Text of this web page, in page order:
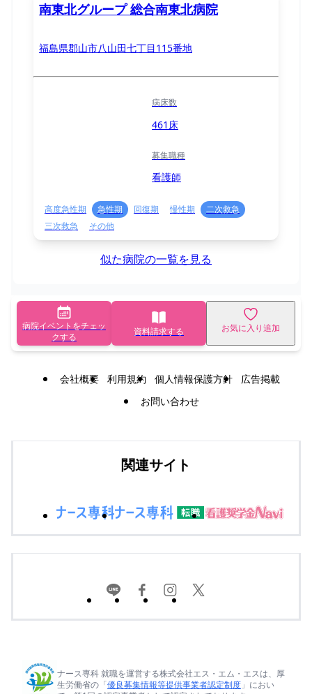
南東北グループ 総合南東北病院
福島県郡山市八山田七丁目115番地
病床数
461床
募集職種
看護師
高度急性期 急性期 回復期 慢性期
二次救急
三次救急
その他
似た病院の一覧を見る
病院イベントをチェッ
クする
資料請求する お気に入り追加
会社概要 利用規約 個人情報保護方針
広告掲載
お問い合わせ
関連サイト
ナース専科 就職を運営する株式会社エス・エム・エスは、厚
生労働省の「優良募集情報等提供事業者認定制度 」におい